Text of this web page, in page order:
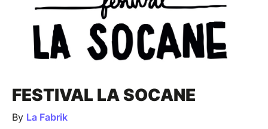
FESTIVAL LA SOCANE
By La Fabrik